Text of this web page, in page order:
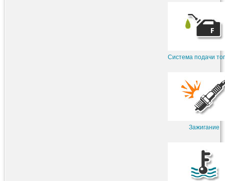
Система подачи
Зажигание